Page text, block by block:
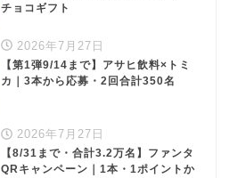
チョコギフト
2026年7月27日
【第1弾9/14まで】アサヒ飲料×トミ
カ｜3本から応募・2回合計350名
2026年7月27日
【8/31まで・合計3.2万名】ファンタ
QRキャンペーン｜1本・1ポイントか